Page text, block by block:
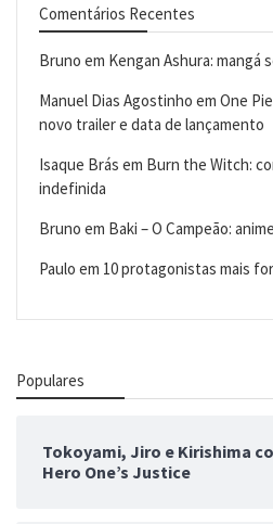
Comentários Recentes
Bruno em Kengan Ashura: mangá
Manuel Dias Agostinho em One
novo trailer e data de lançamento
Isaque Brás em Burn the Witch:
indefinida
Bruno em Baki – O Campeão:
Paulo em 10 protagonistas mais
Populares
Tokoyami, Jiro e Kirishima
Hero One’s Justice